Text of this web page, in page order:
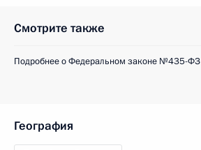
Смотрите также
Подробнее о Федеральном законе №435-ФЗ
География